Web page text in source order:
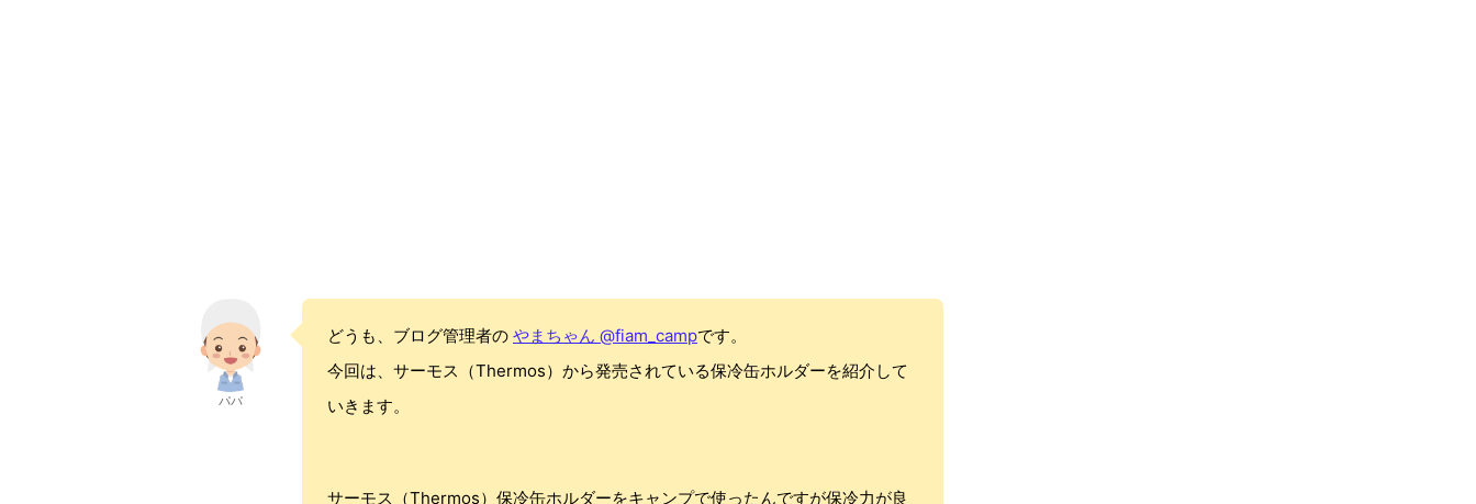
パパ
どうも、ブログ管理者の やまちゃん @fiam_campです。
今回は、サーモス（Thermos）から発売されている保冷缶ホルダーを紹介して
いきます。
サーモス（Thermos）保冷缶ホルダーをキャンプで使ったんですが保冷力が良